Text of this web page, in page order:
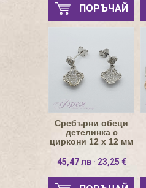
ПОРЪЧАЙ
Сребърни обеци
детелинка с
циркони 12 х 12 мм
45,47 лв · 23,25 €